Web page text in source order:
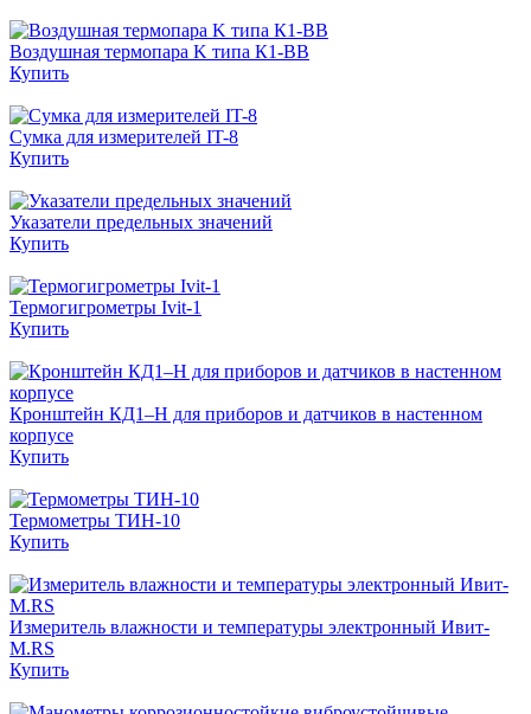
Воздушная термопара K типа К1-ВВ
Купить
Сумка для измерителей IT-8
Купить
Указатели предельных значений
Купить
Термогигрометры Ivit-1
Купить
Кронштейн КД1–Н для приборов и датчиков в настенном
корпусе
Купить
Термометры ТИН-10
Купить
Измеритель влажности и температуры электронный Ивит-
М.RS
Купить